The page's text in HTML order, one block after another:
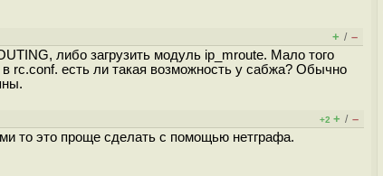
+ / –
либо загрузить модуль ip_mroute. Мало того
rc.conf. есть ли такая возможность у сабжа? Обычно
+2 + / –
то это проще сделать с помощью нетграфа.